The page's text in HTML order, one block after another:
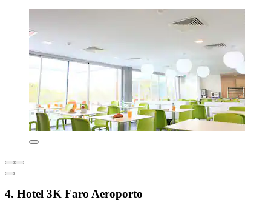
4. Hotel 3K Faro Aeroporto